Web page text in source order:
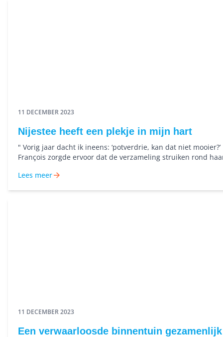
11 DECEMBER 2023
Nijestee heeft een plekje in mijn hart
" Vorig jaar dacht ik ineens: ‘potverdrie, kan dat niet
François zorgde ervoor dat de verzameling struiken rond
Lees meer
11 DECEMBER 2023
Een verwaarloosde binnentuin gezamenlijk